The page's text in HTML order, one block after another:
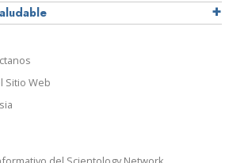
Sitio Web